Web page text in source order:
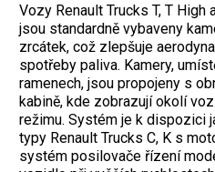
Vozy Renault Trucks T, T High
jsou standardně vybaveny
zrcátek, což zlepšuje
spotřeby paliva. Kamery,
ramenech, jsou propojeny s
kabině, kde zobrazují okolí
režimu. Systém je k dispozici
typy Renault Trucks C, K s
systém posilovače řízení